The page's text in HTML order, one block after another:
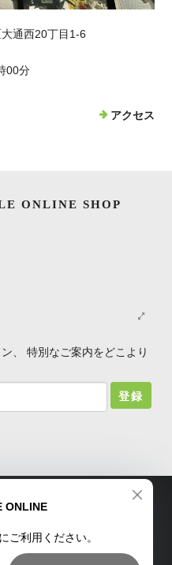
通西20丁目1-6
00分
アクセス
ONLINE SHOP
、 特別なご案内をどこより
登録
特定商取引法に基づく表記
SHOP. All Rights Reserved.